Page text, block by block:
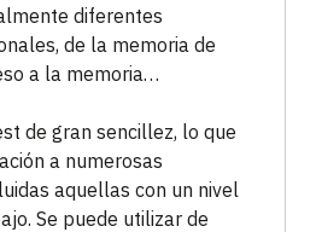
diferentes
de la memoria de
a la memoria…
de gran sencillez, lo que
a numerosas
aquellas con un nivel
Se puede utilizar de